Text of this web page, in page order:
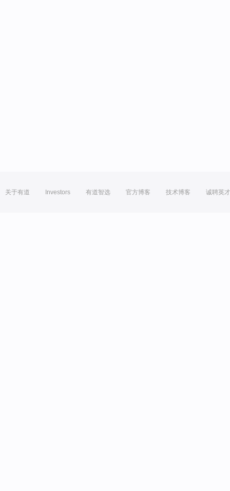
关于有道 Investors 有道智选 官方博客 技术博客 诚聘英才